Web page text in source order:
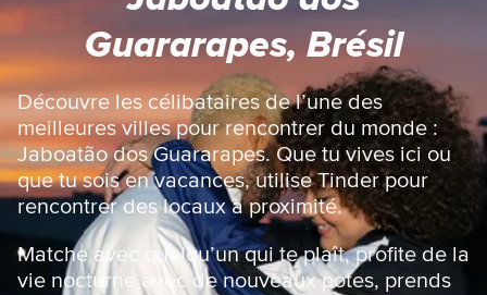
n
e
r
Guararapes, Brésil
Découvre les célibataires de l’une des
meilleures villes pour rencontrer du monde :
Jaboatão dos Guararapes. Que tu vives ici ou
que tu sois en vacances, utilise Tinder pour
rencontrer des locaux à proximité.
Matche avec quelqu’un qui te plaît, profite de la
vie nocturne avec de nouveaux potes, prends